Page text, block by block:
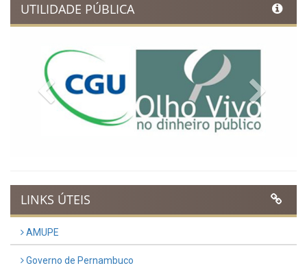
UTILIDADE PÚBLICA
Previous
LINKS ÚTEIS
AMUPE
Governo de Pernambuco